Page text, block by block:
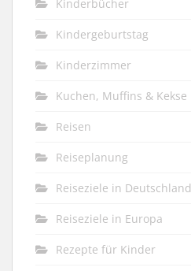
Kinderbücher
Kindergeburtstag
Kinderzimmer
Kuchen, Muffins & Kekse
Reisen
Reiseplanung
Reiseziele in Deutschland
Reiseziele in Europa
Rezepte für Kinder